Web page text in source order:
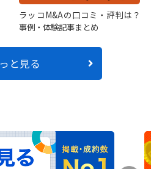
ラッコM&Aの口コミ・評判は？
事例・体験記事まとめ
と見る